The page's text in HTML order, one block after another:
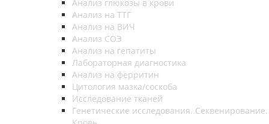
Анализ глюкозы в крови
Анализ на ТТГ
Анализ на ВИЧ
Анализ СОЭ
Анализ на гепатиты
Лабораторная диагностика
Анализ на ферритин
Цитология мазка/соскоба
Исследование тканей
Генетические исследования. Секвенирование.